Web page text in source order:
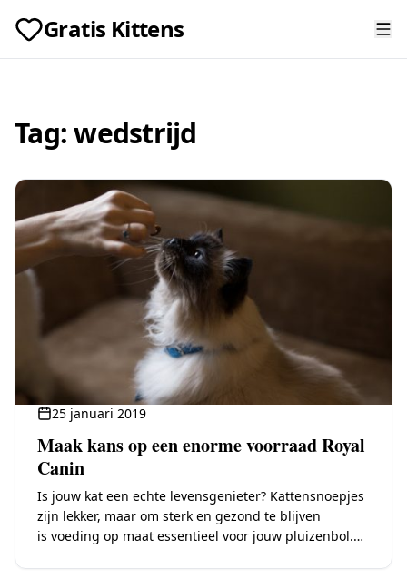
Gratis Kittens
Tag:wedstrijd
25 januari 2019
Maak kans op een enorme voorraad Royal
Canin
Is jouw kat een echte levensgenieter? Kattensnoepjes
zijn lekker, maar om sterk en gezond te blijven
is voeding op maat essentieel voor jouw pluizenbol.